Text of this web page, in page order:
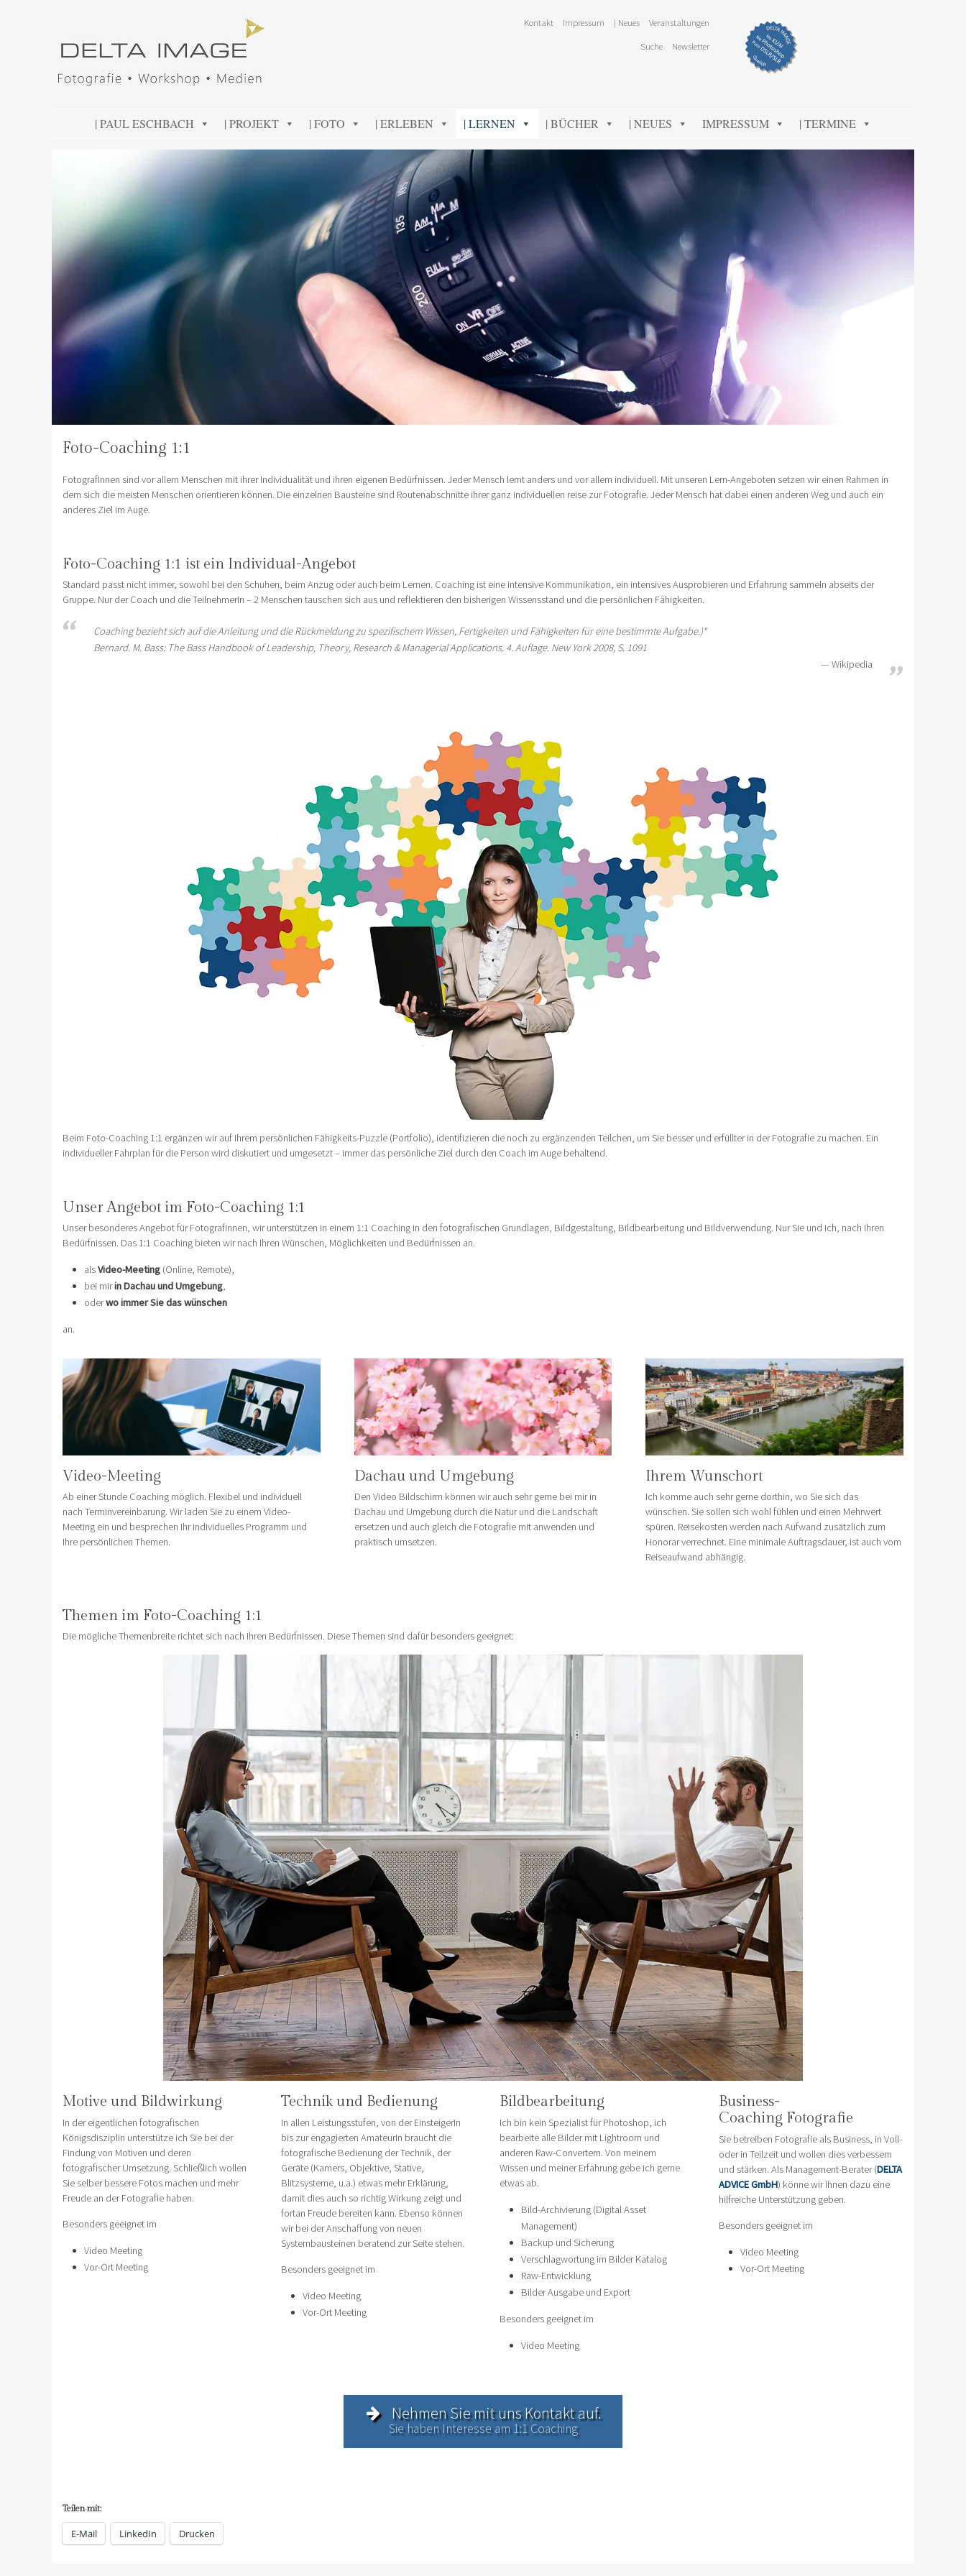
Kontakt Impressum | Neues Veranstaltungen
Suche Newsletter
SKIP TO CONTENT
| PAUL ESCHBACH | PROJEKT | FOTO | ERLEBEN | LERNEN | BÜCHER | NEUES IMPRESSUM | TERMINE
Foto-Coaching 1:1
FotografInnen sind vor allem Menschen mit ihrer Individualität und ihren eigenen Bedürfnissen. Jeder Mensch lernt anders und vor allem individuell. Mit unseren Lern-Angeboten setzen wir einen Rahmen in
dem sich die meisten Menschen orientieren können. Die einzelnen Bausteine sind Routenabschnitte ihrer ganz individuellen reise zur Fotografie. Jeder Mensch hat dabei einen anderen Weg und auch ein
anderes Ziel im Auge.
Foto-Coaching 1:1 ist ein Individual-Angebot
Standard passt nicht immer, sowohl bei den Schuhen, beim Anzug oder auch beim Lernen. Coaching ist eine intensive Kommunikation, ein intensives Ausprobieren und Erfahrung sammeln abseits der
Gruppe. Nur der Coach und die TeilnehmerIn – 2 Menschen tauschen sich aus und reflektieren den bisherigen Wissensstand und die persönlichen Fähigkeiten.
Coaching bezieht sich auf die Anleitung und die Rückmeldung zu spezifischem Wissen, Fertigkeiten und Fähigkeiten für eine bestimmte Aufgabe.)“
Bernard. M. Bass: The Bass Handbook of Leadership, Theory, Research & Managerial Applications. 4. Auflage. New York 2008, S. 1091
Wikipedia
Beim Foto-Coaching 1:1 ergänzen wir auf Ihrem persönlichen Fähigkeits-Puzzle (Portfolio), identifizieren die noch zu ergänzenden Teilchen, um Sie besser und erfüllter in der Fotografie zu machen. Ein
individueller Fahrplan für die Person wird diskutiert und umgesetzt – immer das persönliche Ziel durch den Coach im Auge behaltend.
Unser Angebot im Foto-Coaching 1:1
Unser besonderes Angebot für FotografInnen, wir unterstützen in einem 1:1 Coaching in den fotografischen Grundlagen, Bildgestaltung, Bildbearbeitung und Bildverwendung. Nur Sie und ich, nach Ihren
Bedürfnissen. Das 1:1 Coaching bieten wir nach Ihren Wünschen, Möglichkeiten und Bedürfnissen an.
alsVideo-Meeting (Online, Remote),
bei mirin Dachau und Umgebung,
oderwo immer Sie das wünschen
an.
Video-Meeting
Ab einer Stunde Coaching möglich. Flexibel und individuell
nach Terminvereinbarung. Wir laden Sie zu einem Video-
Meeting ein und besprechen Ihr individuelles Programm und
Ihre persönlichen Themen.
Dachau und Umgebung
Den Video Bildschirm können wir auch sehr gerne bei mir in
Dachau und Umgebung durch die Natur und die Landschaft
ersetzen und auch gleich die Fotografie mit anwenden und
praktisch umsetzen.
Ihrem Wunschort
Ich komme auch sehr gerne dorthin, wo Sie sich das
wünschen. Sie sollen sich wohl fühlen und einen Mehrwert
spüren. Reisekosten werden nach Aufwand zusätzlich zum
Honorar verrechnet. Eine minimale Auftragsdauer, ist auch vom
Reiseaufwand abhängig.
Themen im Foto-Coaching 1:1
Die mögliche Themenbreite richtet sich nach Ihren Bedürfnissen. Diese Themen sind dafür besonders geeignet:
Motive und Bildwirkung
In der eigentlichen fotografischen
Königsdisziplin unterstütze ich Sie bei der
Findung von Motiven und deren
fotografischer Umsetzung. Schließlich wollen
Sie selber bessere Fotos machen und mehr
Freude an der Fotografie haben.
Besonders geeignet im
Video Meeting
Vor-Ort Meeting
Technik und Bedienung
In allen Leistungsstufen, von der EinsteigerIn
bis zur engagierten AmateurIn braucht die
fotografische Bedienung der Technik, der
Geräte (Kamers, Objektive, Stative,
Blitzsysteme, u.a.) etwas mehr Erklärung,
damit dies auch so richtig Wirkung zeigt und
fortan Freude bereiten kann. Ebenso können
wir bei der Anschaffung von neuen
Systembausteinen beratend zur Seite stehen.
Besonders geeignet im
Video Meeting
Vor-Ort Meeting
Bildbearbeitung
Ich bin kein Spezialist für Photoshop, ich
bearbeite alle Bilder mit Lightroom und
anderen Raw-Convertern. Von meinem
Wissen und meiner Erfahrung gebe ich gerne
etwas ab.
Bild-Archivierung (Digital Asset
Management)
Backup und Sicherung
Verschlagwortung im Bilder Katalog
Raw-Entwicklung
Bilder Ausgabe und Export
Besonders geeignet im
Video Meeting
Business-
Coaching Fotografie
Sie betreiben Fotografie als Business, in Voll-
oder in Teilzeit und wollen dies verbessern
und stärken. Als Management-Berater (DELTA
ADVICE GmbH) könne wir Ihnen dazu eine
hilfreiche Unterstützung geben.
Besonders geeignet im
Video Meeting
Vor-Ort Meeting
Nehmen Sie mit uns Kontakt auf.
Sie haben Interesse am 1:1 Coaching
Teilen mit:
E-Mail LinkedIn Drucken